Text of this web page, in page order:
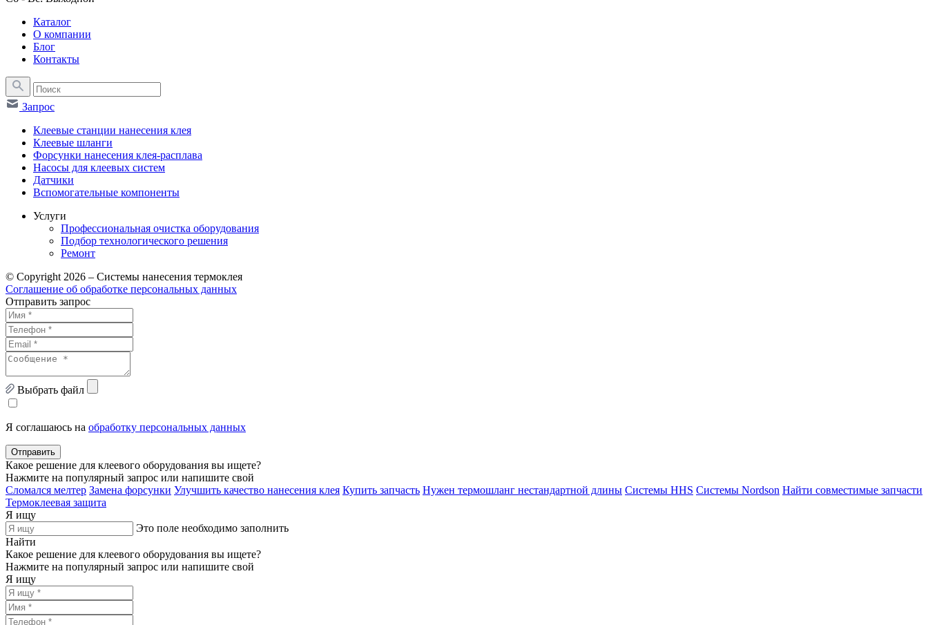
Каталог
О компании
Блог
Контакты
Запрос
Клеевые станции нанесения клея
Клеевые шланги
Форсунки нанесения клея-расплава
Насосы для клеевых систем
Датчики
Вспомогательные компоненты
Услуги
Профессиональная очистка оборудования
Подбор технологического решения
Ремонт
© Copyright 2026 – Системы нанесения термоклея
Соглашение об обработке персональных данных
Отправить запрос
Выбрать файл
Я соглашаюсь на обработку персональных данных
Отправить
Какое решение для клеевого оборудования вы ищете?
Нажмите на популярный запрос или напишите свой
Сломался мелтер Замена форсунки Улучшить качество нанесения клея Купить запчасть Нужен термошланг нестандартной длины Системы HHS Системы Nordson Найти совместимые запчасти
Термоклеевая защита
Я ищу
Это поле необходимо заполнить
Найти
Какое решение для клеевого оборудования вы ищете?
Нажмите на популярный запрос или напишите свой
Я ищу